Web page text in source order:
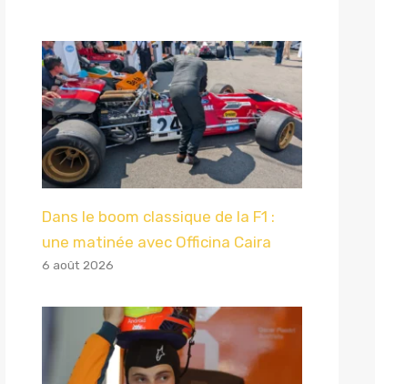
Dans le boom classique de la F1 :
une matinée avec Officina Caira
6 août 2026